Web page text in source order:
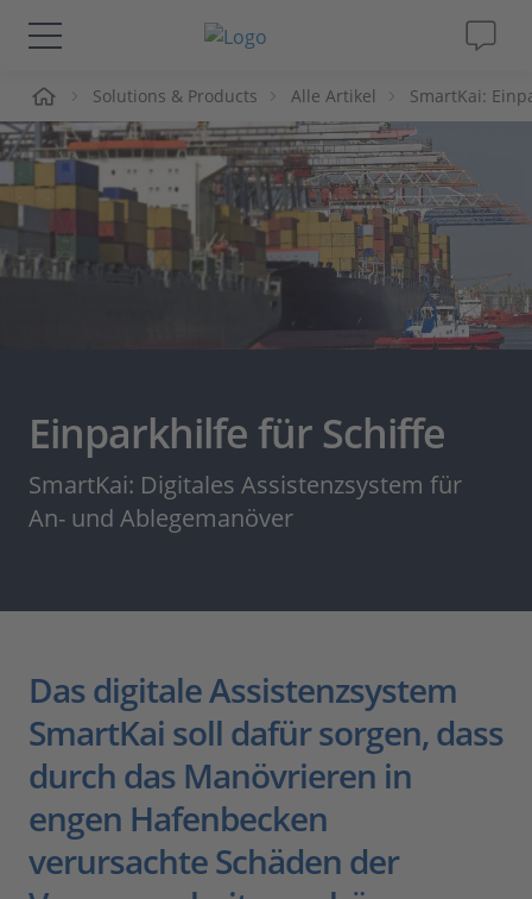
Lösungen & Produkte
Support
Videos
Karriere
Solutions & Products Alle Artikel SmartKai:
Einparkhilfe für Schiffe
SmartKai: Digitales Assistenzsystem für
An- und Ablegemanöver
Das digitale Assistenzsystem
SmartKai soll dafür sorgen, dass
durch das Manövrieren in
engen Hafenbecken
verursachte Schäden der